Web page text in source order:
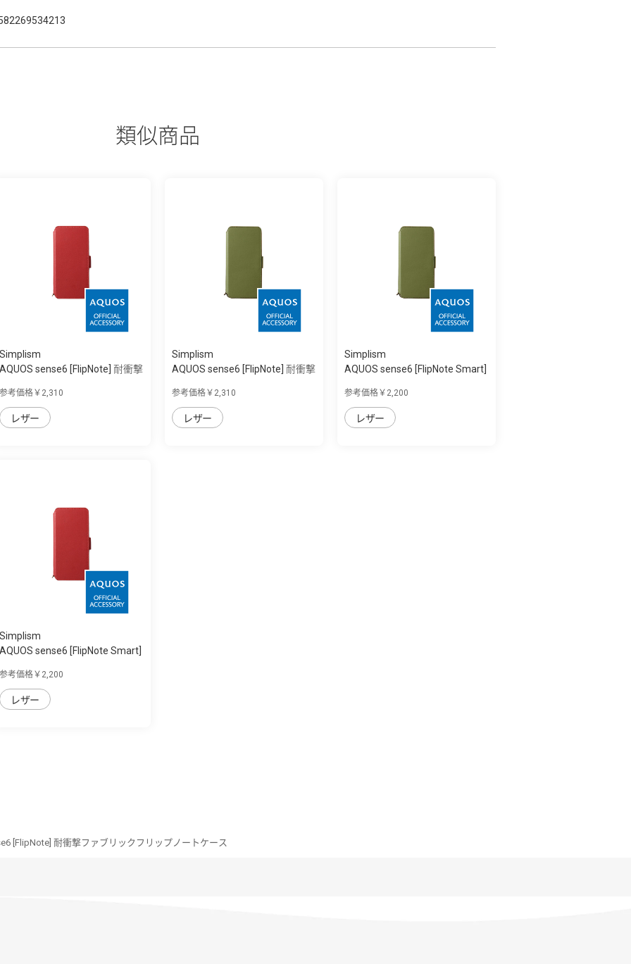
類似商品
Simplism
AQUOS sense6 [FlipNote] 耐衝撃
参考価格￥2,310
レザー
Simplism
AQUOS sense6 [FlipNote] 耐衝撃
参考価格￥2,310
レザー
Simplism
AQUOS sense6 [FlipNote Smart]
参考価格￥2,200
レザー
Simplism
AQUOS sense6 [FlipNote Smart]
参考価格￥2,200
レザー
[FlipNote] 耐衝撃ファブリックフリップノートケース